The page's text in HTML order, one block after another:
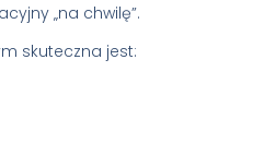
„na chwilę”.
skuteczna jest: